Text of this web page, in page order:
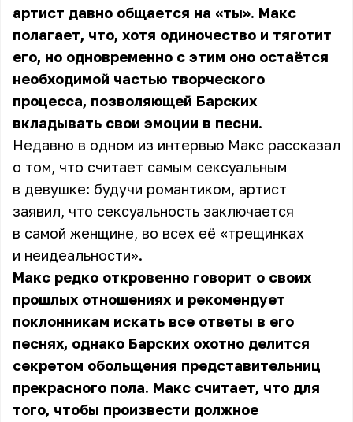
артист давно общается на «ты». Макс
полагает, что, хотя одиночество и тяготит
его, но одновременно с этим оно остаётся
необходимой частью творческого
процесса, позволяющей Барских
вкладывать свои эмоции в песни.
Недавно в одном из интервью Макс рассказал
о том, что считает самым сексуальным
в девушке: будучи романтиком, артист
заявил, что сексуальность заключается
в самой женщине, во всех её «трещинках
и неидеальности».
Макс редко откровенно говорит о своих
прошлых отношениях и рекомендует
поклонникам искать все ответы в его
песнях, однако Барских охотно делится
секретом обольщения представительниц
прекрасного пола. Макс считает, что для
того, чтобы произвести должное